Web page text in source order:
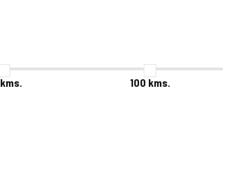
kms. 100 kms.